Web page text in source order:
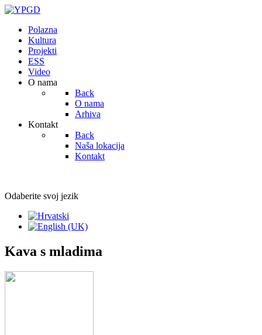
Polazna
Kultura
Projekti
ESS
Video
O nama
Back
O nama
Arhiva
Kontakt
Back
Naša lokacija
Kontakt
Odaberite svoj jezik
Kava s mladima